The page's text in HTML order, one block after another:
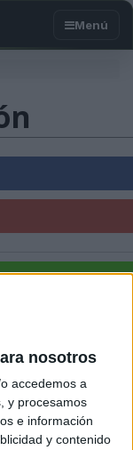
nosotros
accedemos a
y procesamos
e información
y contenido